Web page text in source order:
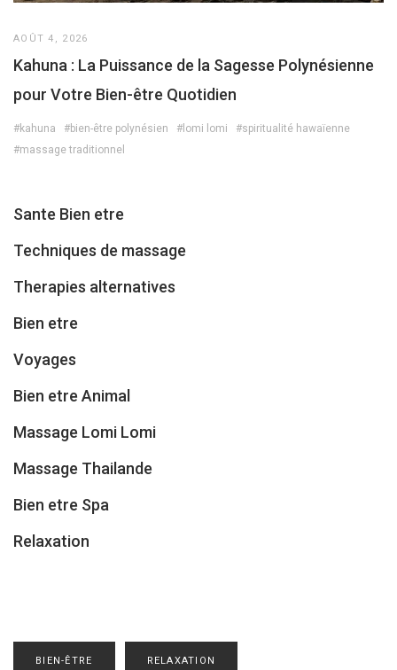
AOÛT 4, 2026
Kahuna : La Puissance de la Sagesse Polynésienne
pour Votre Bien-être Quotidien
#kahuna #bien-être polynésien #lomi lomi
#spiritualité hawaïenne
#massage traditionnel
Sante Bien etre
Techniques de massage
Therapies alternatives
Bien etre
Voyages
Bien etre Animal
Massage Lomi Lomi
Massage Thailande
Bien etre Spa
Relaxation
BIEN-ÊTRE RELAXATION